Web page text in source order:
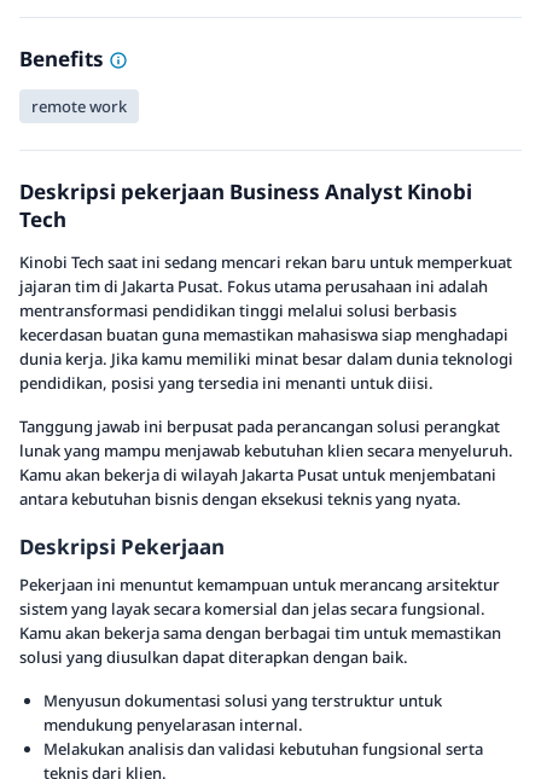
Benefits
remote work
Deskripsi pekerjaan Business Analyst Kinobi
Tech
Kinobi Tech saat ini sedang mencari rekan baru untuk memperkuat
jajaran tim di Jakarta Pusat. Fokus utama perusahaan ini adalah
mentransformasi pendidikan tinggi melalui solusi berbasis
kecerdasan buatan guna memastikan mahasiswa siap menghadapi
dunia kerja. Jika kamu memiliki minat besar dalam dunia teknologi
pendidikan, posisi yang tersedia ini menanti untuk diisi.
Tanggung jawab ini berpusat pada perancangan solusi perangkat
lunak yang mampu menjawab kebutuhan klien secara menyeluruh.
Kamu akan bekerja di wilayah Jakarta Pusat untuk menjembatani
antara kebutuhan bisnis dengan eksekusi teknis yang nyata.
Deskripsi Pekerjaan
Pekerjaan ini menuntut kemampuan untuk merancang arsitektur
sistem yang layak secara komersial dan jelas secara fungsional.
Kamu akan bekerja sama dengan berbagai tim untuk memastikan
solusi yang diusulkan dapat diterapkan dengan baik.
Menyusun dokumentasi solusi yang terstruktur untuk
mendukung penyelarasan internal.
Melakukan analisis dan validasi kebutuhan fungsional serta
teknis dari klien.